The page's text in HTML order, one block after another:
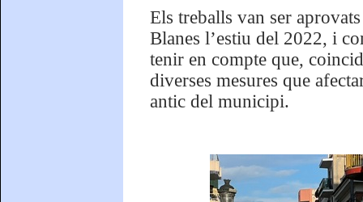
Els treballs van ser
Blanes l’estiu del 2022, i
tenir en compte que,
diverses mesures que
antic del municipi.